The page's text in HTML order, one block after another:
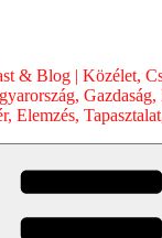
& Blog | Közélet,
Elemzés,